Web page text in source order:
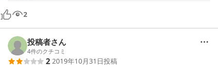
空気も水もおいしく、（天気が悪く、星空が見られなかったのが残念…
きっと満天の星空が見られるのだろうな）静かな夜に、屋敷内を流れる
水音、そして屋敷内をツバメの親子が飛んでいるのです。サービスも必
要最低限で、過剰なところがなく、本当にゆっくりでき、長逗留したい
気分でした。
2
投稿者さん
4件のクチコミ
2 2019年10月31日投稿